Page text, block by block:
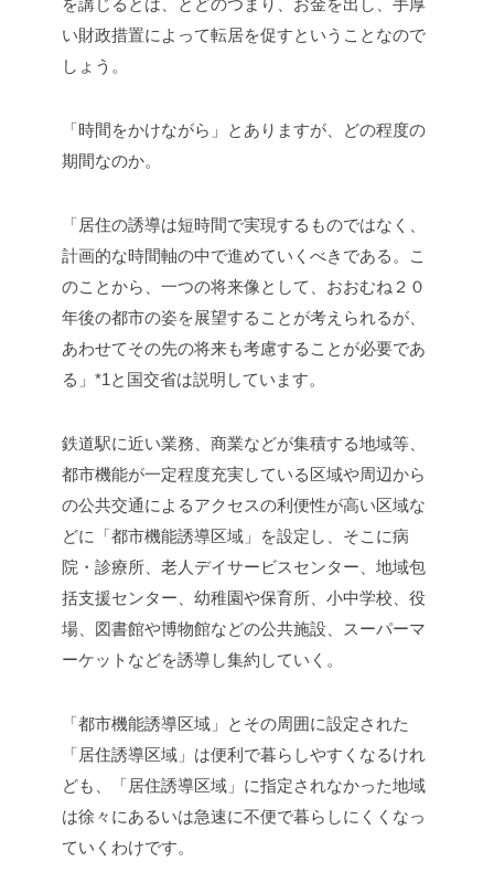
い財政措置によって転居を促すということなので
しょう。
「時間をかけながら」とありますが、どの程度の
期間なのか。
「居住の誘導は短時間で実現するものではなく、
計画的な時間軸の中で進めていくべきである。こ
のことから、一つの将来像として、おおむね２０
年後の都市の姿を展望することが考えられるが、
あわせてその先の将来も考慮することが必要であ
る」*1と国交省は説明しています。
鉄道駅に近い業務、商業などが集積する地域等、
都市機能が一定程度充実している区域や周辺から
の公共交通によるアクセスの利便性が高い区域な
どに「都市機能誘導区域」を設定し、そこに病
院・診療所、老人デイサービスセンター、地域包
括支援センター、幼稚園や保育所、小中学校、役
場、図書館や博物館などの公共施設、スーパーマ
ーケットなどを誘導し集約していく。
「都市機能誘導区域」とその周囲に設定された
「居住誘導区域」は便利で暮らしやすくなるけれ
ども、「居住誘導区域」に指定されなかった地域
は徐々にあるいは急速に不便で暮らしにくくなっ
ていくわけです。